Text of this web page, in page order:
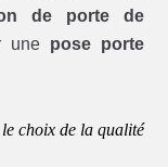
de porte de
une pose porte
choix de la qualité